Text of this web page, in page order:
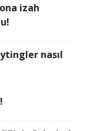
izah
nasıl